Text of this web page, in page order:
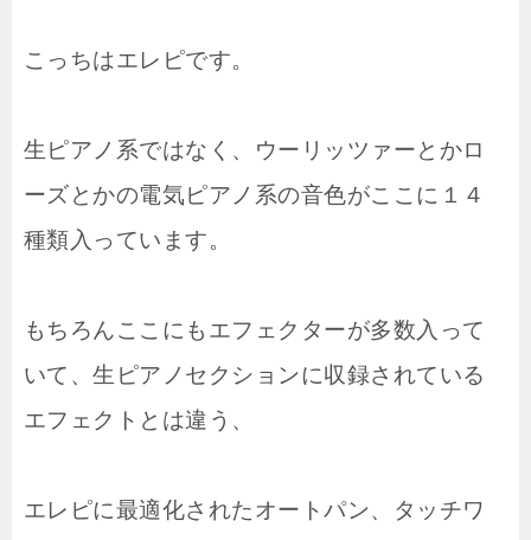
こっちはエレピです。
生ピアノ系ではなく、ウーリッツァーとかロ
ーズとかの電気ピアノ系の音色がここに１４
種類入っています。
もちろんここにもエフェクターが多数入って
いて、生ピアノセクションに収録されている
エフェクトとは違う、
エレピに最適化されたオートパン、タッチワ